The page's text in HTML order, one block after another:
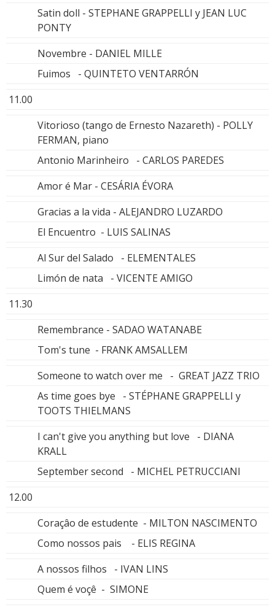
Satin doll - STEPHANE GRAPPELLI y JEAN LUC
PONTY
Novembre - DANIEL MILLE
Fuimos - QUINTETO VENTARRÓN
11.00
Vitorioso (tango de Ernesto Nazareth) - POLLY
FERMAN, piano
Antonio Marinheiro - CARLOS PAREDES
Amor é Mar - CESÁRIA ÉVORA
Gracias a la vida - ALEJANDRO LUZARDO
El Encuentro - LUIS SALINAS
Al Sur del Salado - ELEMENTALES
Limón de nata - VICENTE AMIGO
11.30
Remembrance - SADAO WATANABE
Tom's tune - FRANK AMSALLEM
Someone to watch over me - GREAT JAZZ TRIO
As time goes bye - STÉPHANE GRAPPELLI y
TOOTS THIELMANS
I can't give you anything but love - DIANA
KRALL
September second - MICHEL PETRUCCIANI
12.00
Coraçâo de estudente - MILTON NASCIMENTO
Como nossos pais - ELIS REGINA
A nossos filhos - IVAN LINS
Quem é voçê - SIMONE